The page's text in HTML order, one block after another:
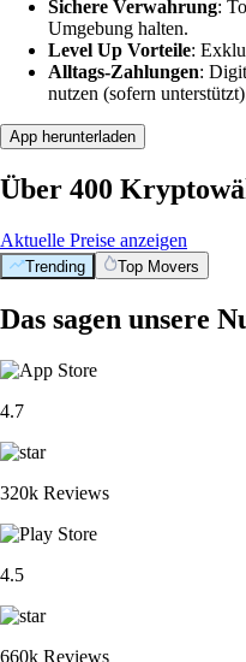
Sichere Verwahrung:
Umgebung halten.
Level Up Vorteile:
Alltags-Zahlungen:
nutzen (sofern
App herunterladen
Über 400
Aktuelle Preise anzeigen
Trending Top Movers
Das sagen unsere
4.7
320k Reviews
4.5
660k Reviews